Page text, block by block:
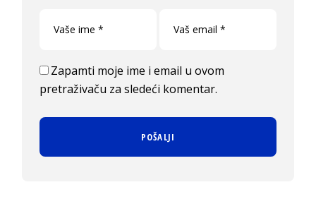
Zapamti moje ime i email u ovom
pretraživaču za sledeći komentar.